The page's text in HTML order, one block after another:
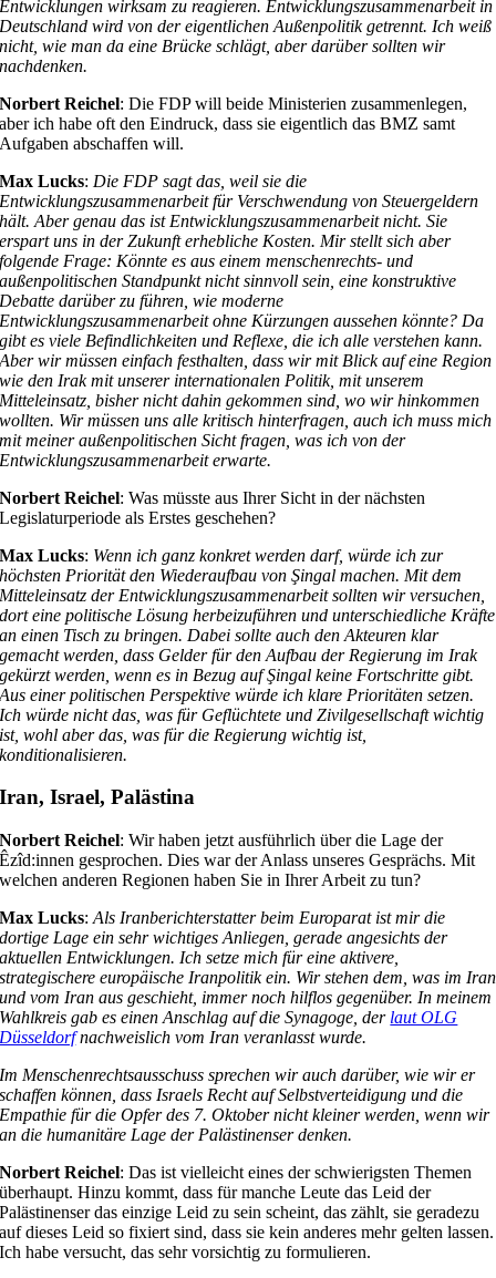
Entwicklungen wirksam zu reagieren. Entwicklungszusammenarbeit in
Deutschland wird von der eigentlichen Außenpolitik getrennt. Ich weiß
nicht, wie man da eine Brücke schlägt, aber darüber sollten wir
nachdenken.
Norbert Reichel: Die FDP will beide Ministerien zusammenlegen,
aber ich habe oft den Eindruck, dass sie eigentlich das BMZ samt
Aufgaben abschaffen will.
Max Lucks: Die FDP sagt das, weil sie die
Entwicklungszusammenarbeit für Verschwendung von Steuergeldern
hält. Aber genau das ist Entwicklungszusammenarbeit nicht. Sie
erspart uns in der Zukunft erhebliche Kosten. Mir stellt sich aber
folgende Frage: Könnte es aus einem menschenrechts- und
außenpolitischen Standpunkt nicht sinnvoll sein, eine konstruktive
Debatte darüber zu führen, wie moderne
Entwicklungszusammenarbeit ohne Kürzungen aussehen könnte? Da
gibt es viele Befindlichkeiten und Reflexe, die ich alle verstehen kann.
Aber wir müssen einfach festhalten, dass wir mit Blick auf eine Region
wie den Irak mit unserer internationalen Politik, mit unserem
Mitteleinsatz, bisher nicht dahin gekommen sind, wo wir hinkommen
wollten. Wir müssen uns alle kritisch hinterfragen, auch ich muss mich
mit meiner außenpolitischen Sicht fragen, was ich von der
Entwicklungszusammenarbeit erwarte.
Norbert Reichel: Was müsste aus Ihrer Sicht in der nächsten
Legislaturperiode als Erstes geschehen?
Max Lucks: Wenn ich ganz konkret werden darf, würde ich zur
höchsten Priorität den Wiederaufbau von Şingal machen. Mit dem
Mitteleinsatz der Entwicklungszusammenarbeit sollten wir versuchen,
dort eine politische Lösung herbeizuführen und unterschiedliche Kräfte
an einen Tisch zu bringen. Dabei sollte auch den Akteuren klar
gemacht werden, dass Gelder für den Aufbau der Regierung im Irak
gekürzt werden, wenn es in Bezug auf Şingal keine Fortschritte gibt.
Aus einer politischen Perspektive würde ich klare Prioritäten setzen.
Ich würde nicht das, was für Geflüchtete und Zivilgesellschaft wichtig
ist, wohl aber das, was für die Regierung wichtig ist,
konditionalisieren.
Iran, Israel, Palästina
Norbert Reichel: Wir haben jetzt ausführlich über die Lage der
Êzîd:innen gesprochen. Dies war der Anlass unseres Gesprächs. Mit
welchen anderen Regionen haben Sie in Ihrer Arbeit zu tun?
Max Lucks:Als Iranberichterstatter beim Europarat ist mir die
dortige Lage ein sehr wichtiges Anliegen, gerade angesichts der
aktuellen Entwicklungen. Ich setze mich für eine aktivere,
strategischere europäische Iranpolitik ein. Wir stehen dem, was im Iran
und vom Iran aus geschieht, immer noch hilflos gegenüber. In meinem
Wahlkreis gab es einen Anschlag auf die Synagoge, der laut OLG
Düsseldorfnachweislich vom Iran veranlasst wurde.
Im Menschenrechtsausschuss sprechen wir auch darüber, wie wir er
schaffen können, dass Israels Recht auf Selbstverteidigung und die
Empathie für die Opfer des 7. Oktober nicht kleiner werden, wenn wir
an die humanitäre Lage der Palästinenser denken.
Norbert Reichel: Das ist vielleicht eines der schwierigsten Themen
überhaupt. Hinzu kommt, dass für manche Leute das Leid der
Palästinenser das einzige Leid zu sein scheint, das zählt, sie geradezu
auf dieses Leid so fixiert sind, dass sie kein anderes mehr gelten lassen.
Ich habe versucht, das sehr vorsichtig zu formulieren.